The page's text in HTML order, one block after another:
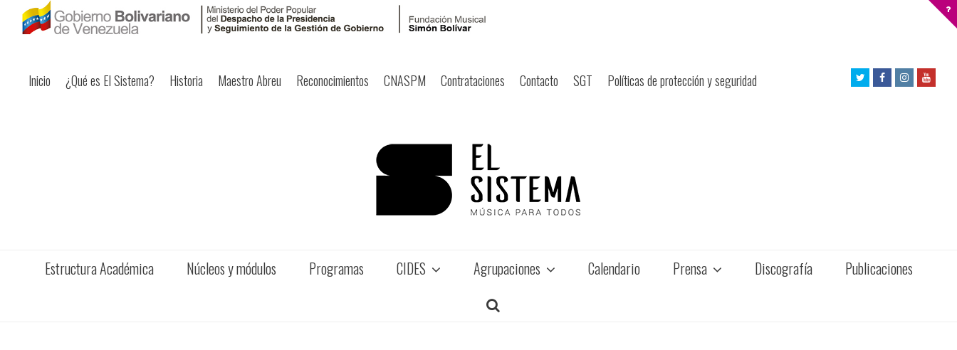
Inicio ¿Qué es El Sistema? Historia Maestro Abreu Reconocimientos CNASPM Contrataciones Contacto SGT Políticas de protección y seguridad
TwitterFacebookInstagram
Estructura Académica Núcleos y módulos Programas CIDES Agrupaciones Calendario Prensa Discografía Publicaciones